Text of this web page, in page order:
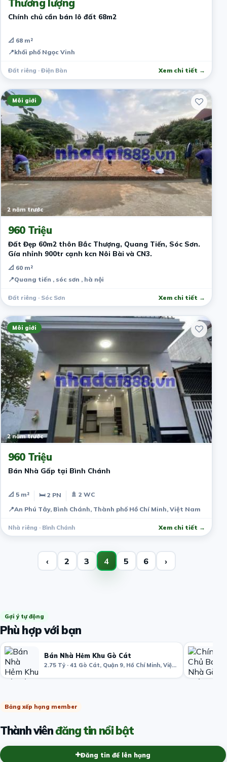
Thương lượng
Chính chủ cần bán lô đất 68m2
📐 68 m²
📍khối phố Ngọc Vinh
Đất riêng · Điện Bàn Xem chi tiết →
Môi giới
2 năm trước
960 Triệu
Đất Đẹp 60m2 thôn Bắc Thượng, Quang Tiến, Sóc Sơn.
Gía nhỉnh 900tr cạnh kcn Nôi Bài và CN3.
📐 60 m²
📍Quang tiến , sóc sơn , hà nội
Đất riêng · Sóc Sơn Xem chi tiết →
Môi giới
2 năm trước
960 Triệu
Bán Nhà Gấp tại Bình Chánh
📐 5 m² 🛏 2 PN
🚿 2 WC
📍An Phú Tây, Bình Chánh, Thành phố Hồ Chí Minh, Việt Nam
Nhà riêng · Bình Chánh Xem chi tiết →
‹ 2 3 4 5 6 ›
Gợi ý tự động
Phù hợp với bạn
Bán Nhà Hẻm Khu Gò Cát
2.75 Tỷ · 41 Gò Cát, Quận 9, Hồ Chí Minh, Việt Nam
Bảng xếp hạng member
Thành viênđăng tin nổi bật
Đăng tin để lên hạng